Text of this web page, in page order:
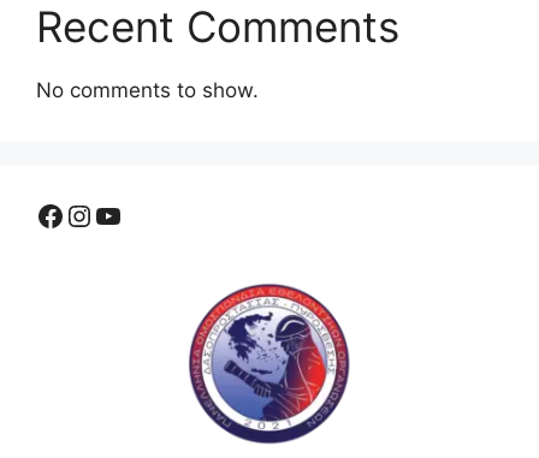
Recent Comments
No comments to show.